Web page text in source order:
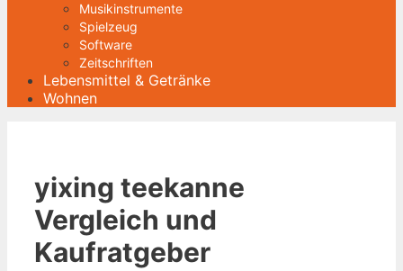
Musikinstrumente
Spielzeug
Software
Zeitschriften
Lebensmittel & Getränke
Wohnen
yixing teekanne
Vergleich und
Kaufratgeber